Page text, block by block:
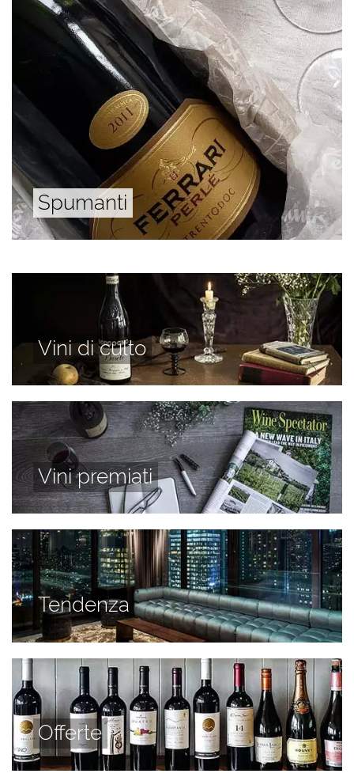
Spumanti
Vini di culto
Vini premiati
Tendenza
Offerte